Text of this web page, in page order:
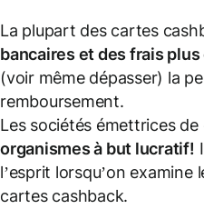
La plupart des cartes
bancaires et des frais
(voir même dépasser) la
remboursement.
Les sociétés émettrices
organismes à but lucratif!
l’esprit lorsqu’on
cartes cashback.